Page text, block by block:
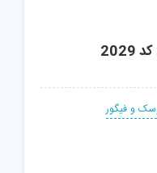
و فیگور